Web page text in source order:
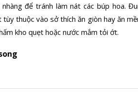
để tránh làm nát các búp hoa.
thuộc vào sở thích ăn giòn hay ăn
kho quẹt hoặc nước mắm tỏi ớt.